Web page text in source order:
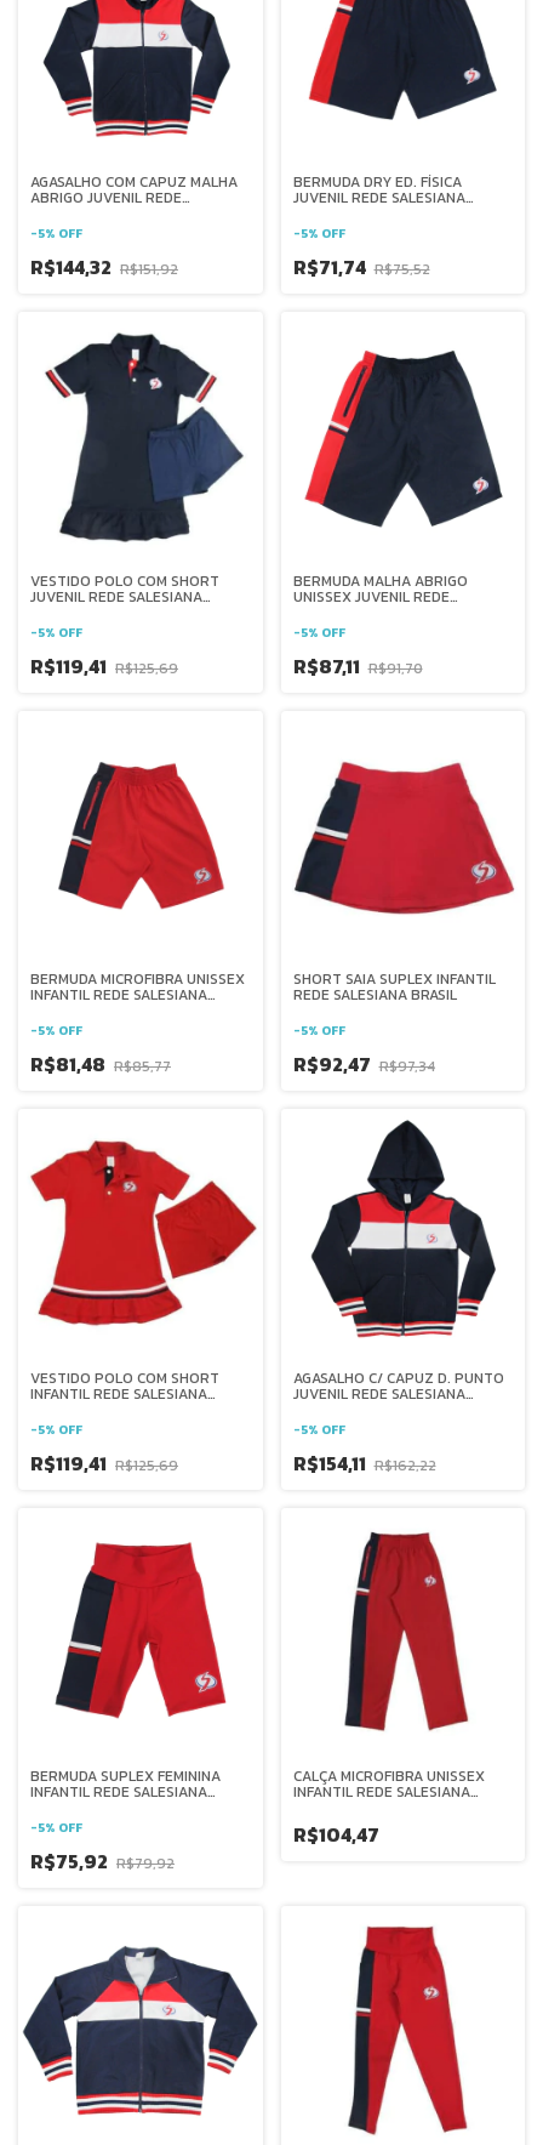
AGASALHO COM CAPUZ MALHA
ABRIGO JUVENIL REDE
-5% OFF
R$144,32 R$151,92
BERMUDA DRY ED. FÍSICA
JUVENIL REDE SALESIANA
-5% OFF
R$71,74 R$75,52
VESTIDO POLO COM SHORT
JUVENIL REDE SALESIANA
-5% OFF
R$119,41 R$125,69
BERMUDA MALHA ABRIGO
UNISSEX JUVENIL REDE
-5% OFF
R$87,11 R$91,70
BERMUDA MICROFIBRA UNISSEX
INFANTIL REDE SALESIANA
-5% OFF
R$81,48 R$85,77
SHORT SAIA SUPLEX INFANTIL
REDE SALESIANA BRASIL
-5% OFF
R$92,47 R$97,34
VESTIDO POLO COM SHORT
INFANTIL REDE SALESIANA
-5% OFF
R$119,41 R$125,69
AGASALHO C/ CAPUZ D. PUNTO
JUVENIL REDE SALESIANA
-5% OFF
R$154,11 R$162,22
BERMUDA SUPLEX FEMININA
INFANTIL REDE SALESIANA
-5% OFF
R$75,92 R$79,92
CALÇA MICROFIBRA UNISSEX
INFANTIL REDE SALESIANA
R$104,47